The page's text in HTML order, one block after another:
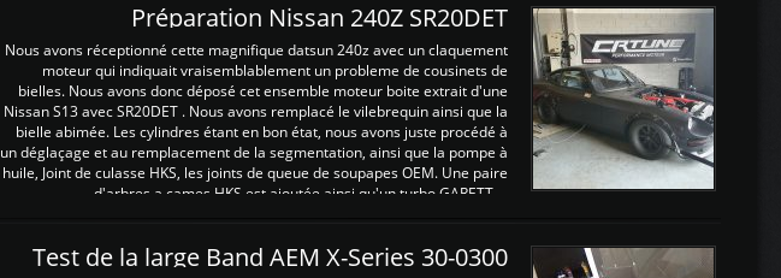
Préparation Nissan 240Z SR20DET
Nous avons réceptionné cette magnifique datsun 240z avec un claquement
moteur qui indiquait vraisemblablement un probleme de cousinets de
bielles. Nous avons donc déposé cet ensemble moteur boite extrait d'une
Nissan S13 avec SR20DET . Nous avons remplacé le vilebrequin ainsi que la
bielle abimée. Les cylindres étant en bon état, nous avons juste procédé à
un déglaçage et au remplacement de la segmentation, ainsi que la pompe à
huile, Joint de culasse HKS, les joints de queue de soupapes OEM. Une paire
d'arbres a cames HKS est ajoutée ainsi qu'un turbo GARETT ...
Test de la large Band AEM X-Series 30-0300